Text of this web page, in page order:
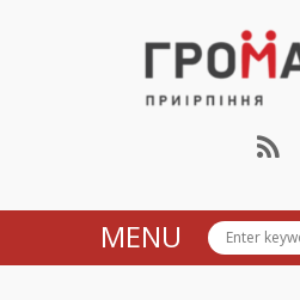
Громада
MENU